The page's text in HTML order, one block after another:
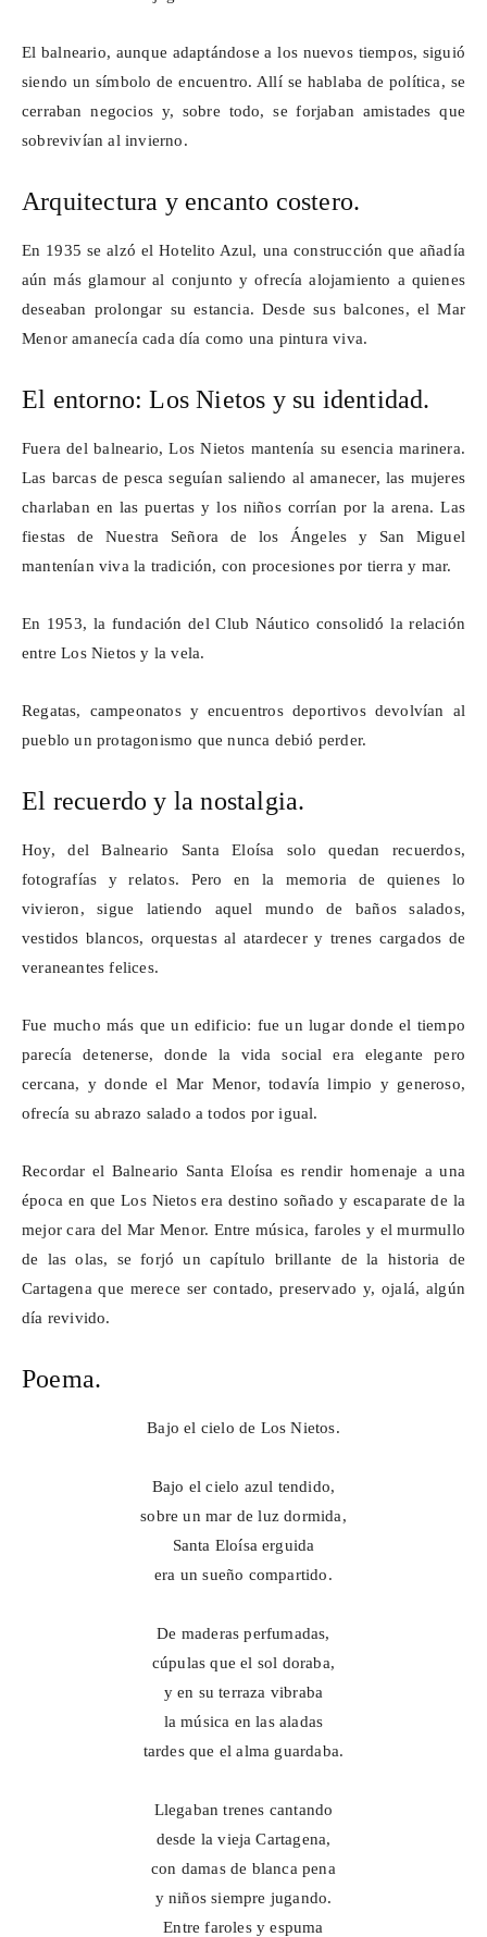
El balneario, aunque adaptándose a los nuevos tiempos, siguió
siendo un símbolo de encuentro. Allí se hablaba de política, se
cerraban negocios y, sobre todo, se forjaban amistades que
sobrevivían al invierno.
Arquitectura y encanto costero.
En 1935 se alzó el Hotelito Azul, una construcción que añadía
aún más glamour al conjunto y ofrecía alojamiento a quienes
deseaban prolongar su estancia. Desde sus balcones, el Mar
Menor amanecía cada día como una pintura viva.
El entorno: Los Nietos y su identidad.
Fuera del balneario, Los Nietos mantenía su esencia marinera.
Las barcas de pesca seguían saliendo al amanecer, las mujeres
charlaban en las puertas y los niños corrían por la arena. Las
fiestas de Nuestra Señora de los Ángeles y San Miguel
mantenían viva la tradición, con procesiones por tierra y mar.
En 1953, la fundación del Club Náutico consolidó la relación
entre Los Nietos y la vela.
Regatas, campeonatos y encuentros deportivos devolvían al
pueblo un protagonismo que nunca debió perder.
El recuerdo y la nostalgia.
Hoy, del Balneario Santa Eloísa solo quedan recuerdos,
fotografías y relatos. Pero en la memoria de quienes lo
vivieron, sigue latiendo aquel mundo de baños salados,
vestidos blancos, orquestas al atardecer y trenes cargados de
veraneantes felices.
Fue mucho más que un edificio: fue un lugar donde el tiempo
parecía detenerse, donde la vida social era elegante pero
cercana, y donde el Mar Menor, todavía limpio y generoso,
ofrecía su abrazo salado a todos por igual.
Recordar el Balneario Santa Eloísa es rendir homenaje a una
época en que Los Nietos era destino soñado y escaparate de la
mejor cara del Mar Menor. Entre música, faroles y el murmullo
de las olas, se forjó un capítulo brillante de la historia de
Cartagena que merece ser contado, preservado y, ojalá, algún
día revivido.
Poema.
Bajo el cielo de Los Nietos.
Bajo el cielo azul tendido,
sobre un mar de luz dormida,
Santa Eloísa erguida
era un sueño compartido.
De maderas perfumadas,
cúpulas que el sol doraba,
y en su terraza vibraba
la música en las aladas
tardes que el alma guardaba.
Llegaban trenes cantando
desde la vieja Cartagena,
con damas de blanca pena
y niños siempre jugando.
Entre faroles y espuma